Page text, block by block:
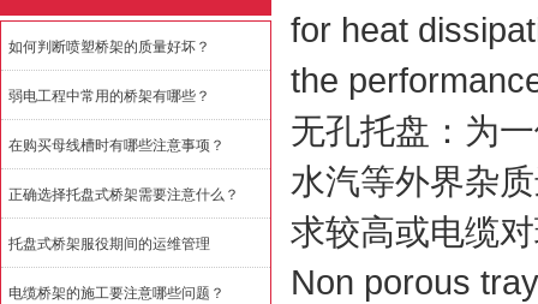
如何判断喷塑桥架的质量好坏？
弱电工程中常用的桥架有哪些？
在购买母线槽时有哪些注意事项？
正确选择托盘式桥架需要注意什么？
托盘式桥架服役期间的运维管理
电缆桥架的施工要注意哪些问题？
for heat
the
无孔托盘：为
水汽等外界杂
求较高或电缆
Non porous